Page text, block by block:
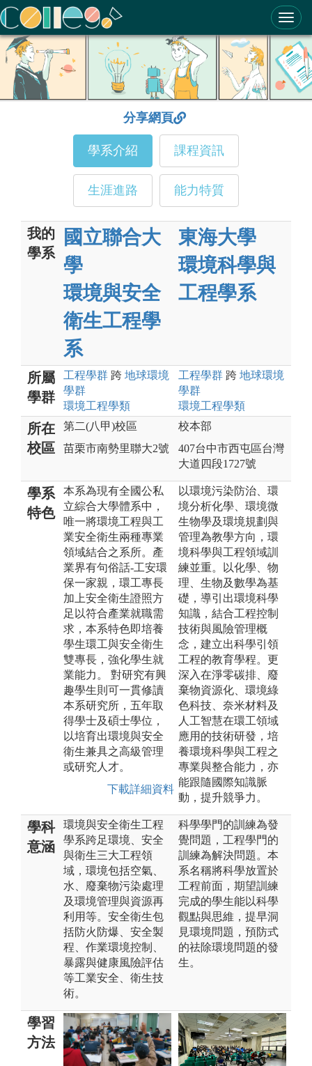
ColleGo! 大學選才與高中育才輔助系統
分享網頁
學系介紹 課程資訊
生涯進路 能力特質
我的
學系
國立聯合大
學
環境與安全
衛生工程學
系
東海大學
環境科學與
工程學系
所屬
學群
工程學群 跨 地球環境
學群
環境工程學類
工程學群 跨 地球環境
學群
環境工程學類
所在
校區
第二(八甲)校區
苗栗市南勢里聯大2號
校本部
407台中市西屯區台灣
大道四段1727號
學系
特色
本系為現有全國公私
立綜合大學體系中，
唯一將環境工程與工
業安全衛生兩種專業
領域結合之系所。產
業界有句俗話-工安環
保一家親，環工專長
加上安全衛生證照方
足以符合產業就職需
求，本系特色即培養
學生環工與安全衛生
雙專長，強化學生就
業能力。 對研究有興
趣學生則可一貫修讀
本系研究所，五年取
得學士及碩士學位，
以培育出環境與安全
衛生兼具之高級管理
或研究人才。
下載詳細資料
以環境污染防治、環
境分析化學、環境微
生物學及環境規劃與
管理為教學方向，環
境科學與工程領域訓
練並重。以化學、物
理、生物及數學為基
礎，導引出環境科學
知識，結合工程控制
技術與風險管理概
念，建立出科學引領
工程的教育學程。更
深入在淨零碳排、廢
棄物資源化、環境綠
色科技、奈米材料及
人工智慧在環工領域
應用的技術研發，培
養環境科學與工程之
專業與整合能力，亦
能跟隨國際知識脈
動，提升競爭力。
學科
意涵
環境與安全衛生工程
學系跨足環境、安全
與衛生三大工程領
域，環境包括空氣、
水、廢棄物污染處理
及環境管理與資源再
利用等。安全衛生包
括防火防爆、安全製
程、作業環境控制、
暴露與健康風險評估
等工業安全、衛生技
術。
科學學門的訓練為發
覺問題，工程學門的
訓練為解決問題。本
系名稱將科學放置於
工程前面，期望訓練
完成的學生能以科學
觀點與思維，提早洞
見環境問題，預防式
的祛除環境問題的發
生。
學習
方法